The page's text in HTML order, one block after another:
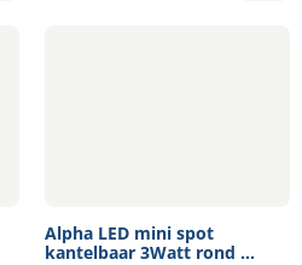
Alpha LED mini spot
kantelbaar 3Watt rond ...